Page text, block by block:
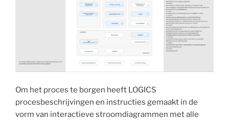
Om het proces te borgen heeft LOGICS
procesbeschrijvingen en instructies gemaakt in de
vorm van interactieve stroomdiagrammen met alle